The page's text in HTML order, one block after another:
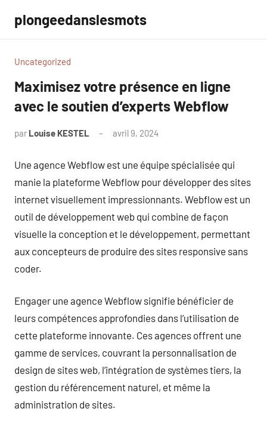
contenu
plongeedanslesmots
Uncategorized
Maximisez votre présence en ligne
avec le soutien d’experts Webflow
par Louise KESTEL avril 9, 2024
Une agence Webflow est une équipe spécialisée qui
manie la plateforme Webflow pour développer des sites
internet visuellement impressionnants. Webflow est un
outil de développement web qui combine de façon
visuelle la conception et le développement, permettant
aux concepteurs de produire des sites responsive sans
coder.
Engager une agence Webflow signifie bénéficier de
leurs compétences approfondies dans l’utilisation de
cette plateforme innovante. Ces agences offrent une
gamme de services, couvrant la personnalisation de
design de sites web, l’intégration de systèmes tiers, la
gestion du référencement naturel, et même la
administration de sites.